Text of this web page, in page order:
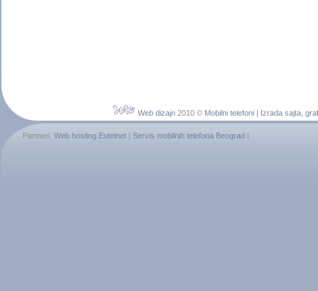
Web dizajn 2010 © Mobilni telefoni | Izrada sajta
Partneri: Web hosting Eutelnet | Servis mobilnih telefona Beograd |